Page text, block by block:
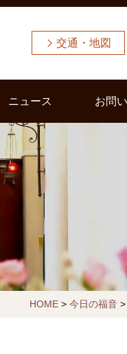
交通・地図
ニュース お問
HOME> 今日の福音>